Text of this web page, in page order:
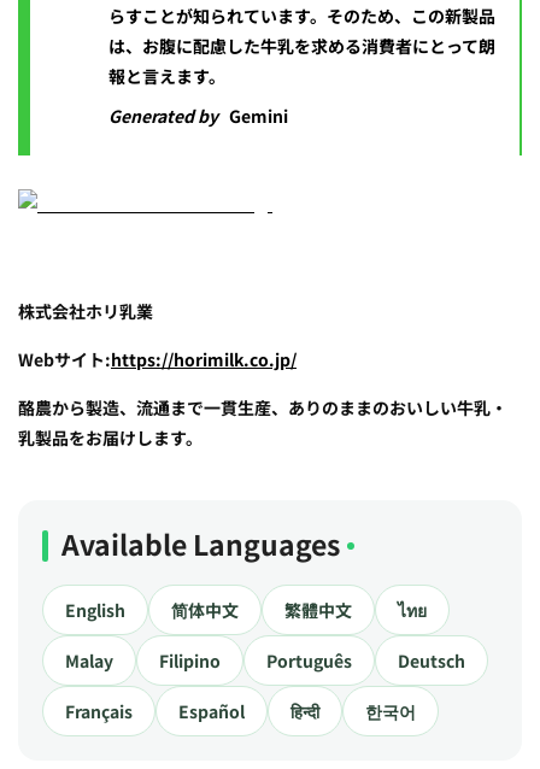
らすことが知られています。そのため、この新製品
は、お腹に配慮した牛乳を求める消費者にとって朗
報と言えます。
Generated by Gemini
株式会社ホリ乳業
Webサイト:https://horimilk.co.jp/
酪農から製造、流通まで一貫生産、ありのままのおいしい牛乳・
乳製品をお届けします。
Available Languages
English 简体中文 繁體中文 ไทย
Malay Filipino Português Deutsch
Français Español हिन्दी 한국어